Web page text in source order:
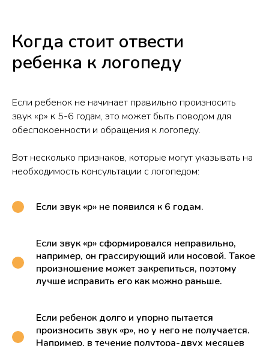
Когда стоит отвести
ребенка к логопеду
Если ребенок не начинает правильно произносить
звук «р» к 5-6 годам, это может быть поводом для
обеспокоенности и обращения к логопеду.
Вот несколько признаков, которые могут указывать на
необходимость консультации с логопедом:
Если звук «р» не появился к 6 годам.
Если звук «р» сформировался неправильно,
например, он грассирующий или носовой. Такое
произношение может закрепиться, поэтому
лучше исправить его как можно раньше.
Если ребенок долго и упорно пытается
произносить звук «р», но у него не получается.
Например, в течение полутора-двух месяцев